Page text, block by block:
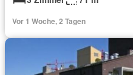
Vor 1 Woche, 2 Tagen